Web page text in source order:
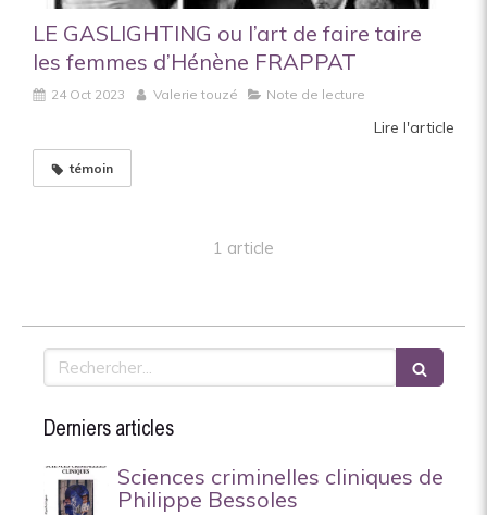
LE GASLIGHTING ou l’art de faire taire
les femmes d’Hénène FRAPPAT
24 Oct 2023 Valerie touzé Note de lecture
Lire l'article
témoin
1 article
Rechercher
Derniers articles
Sciences criminelles cliniques de
Philippe Bessoles